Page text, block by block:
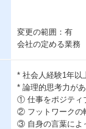
変更の範囲：有
会社の定める業務
* 社会人経験1年以
* 論理的思考力が
① 仕事をポジティ
② フットワークの
③ 自身の言葉によ